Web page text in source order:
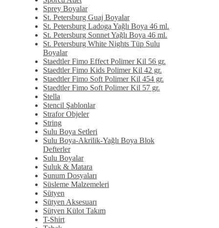
Sprey Boyalar
St. Petersburg Guaj Boyalar
St. Petersburg Ladoga Yağlı Boya 46 ml.
St. Petersburg Sonnet Yağlı Boya 46 ml.
St. Petersburg White Nights Tüp Sulu
Boyalar
Staedtler Fimo Effect Polimer Kil 56 gr.
Staedtler Fimo Kids Polimer Kil 42 gr.
Staedtler Fimo Soft Polimer Kil 454 gr.
Staedtler Fimo Soft Polimer Kil 57 gr.
Stella
Stencil Şablonlar
Strafor Objeler
String
Sulu Boya Setleri
Sulu Boya-Akrilik-Yağlı Boya Blok
Defterler
Sulu Boyalar
Suluk & Matara
Sunum Dosyaları
Süsleme Malzemeleri
Sütyen
Sütyen Aksesuarı
Sütyen Külot Takım
T-Shirt